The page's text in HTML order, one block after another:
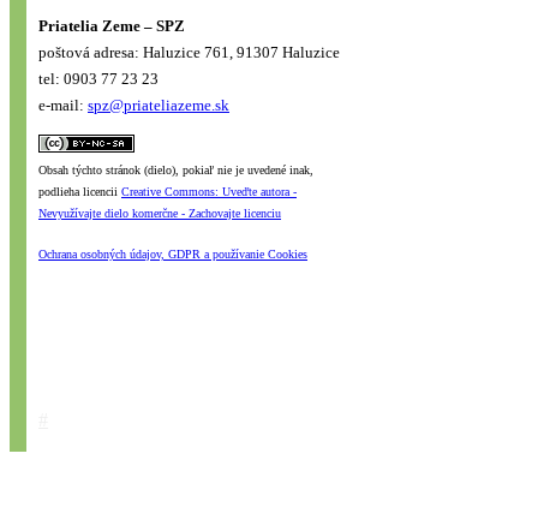
Priatelia Zeme – SPZ
poštová adresa: Haluzice 761, 91307 Haluzice
tel: 0903 77 23 23
e-mail: spz@priateliazeme.sk
Obsah týchto stránok (dielo), pokiaľ nie je uvedené inak,
podlieha licencii Creative Commons: Uveďte autora -
Nevyužívajte dielo komerčne - Zachovajte licenciu
Ochrana osobných údajov, GDPR a používanie Cookies